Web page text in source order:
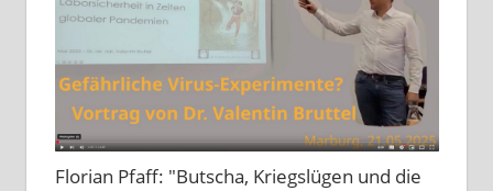
Florian Pfaff: "Butscha, Kriegslügen und die